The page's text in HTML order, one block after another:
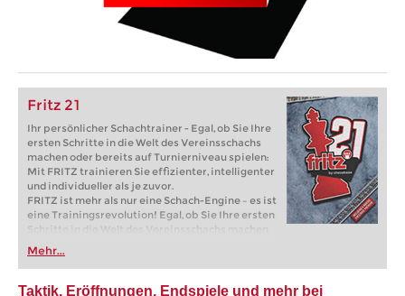
Fritz 21
Ihr persönlicher Schachtrainer - Egal, ob Sie Ihre
ersten Schritte in die Welt des Vereinsschachs
machen oder bereits auf Turnierniveau spielen:
Mit FRITZ trainieren Sie effizienter, intelligenter
und individueller als je zuvor.
FRITZ ist mehr als nur eine Schach-Engine – es ist
eine Trainingsrevolution! Egal, ob Sie Ihre ersten
Schritte in die Welt des Vereinsschachs machen
oder bereits auf Turnierniveau spielen: Mit
FRITZ trainieren Sie effizienter, intelligenter und
individueller als je zuvor.
Mehr...
Taktik, Eröffnungen, Endspiele und mehr bei